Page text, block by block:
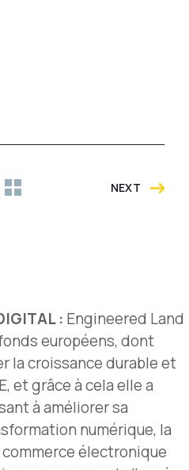
NEXT
: Engineered Land
européens, dont
la croissance durable et
et grâce à cela elle a
à améliorer sa
numérique, la
électronique